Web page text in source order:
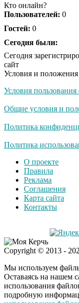
люди
Ролик
Деньги
раньше
2026
из-за
Кто онлайн?
Пользователей: 0
Гостей: 0
Сегодня были:
Сегодня
сайт
Условия и положения
Условия пользования
Общие условия и
Политика
Политика
О проекте
Правила
Реклама
Соглашения
Карта сайта
Контакты
Copyright © 2013 -
Мы используем
Оставаясь на нашем
использования
подробную